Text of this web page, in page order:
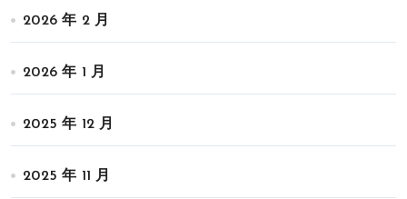
2026 年 2 月
2026 年 1 月
2025 年 12 月
2025 年 11 月